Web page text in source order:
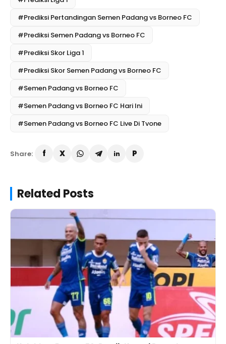
#Prediksi Pertandingan Semen Padang vs Borneo FC
#Prediksi Semen Padang vs Borneo FC
#Prediksi Skor Liga 1
#Prediksi Skor Semen Padang vs Borneo FC
#Semen Padang vs Borneo FC
#Semen Padang vs Borneo FC Hari Ini
#Semen Padang vs Borneo FC Live Di Tvone
Share:
Related Posts